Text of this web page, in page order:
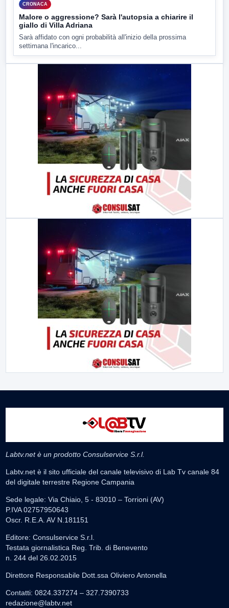
CRONACA
Malore o aggressione? Sarà l'autopsia a chiarire il
giallo di Villa Adriana
Sarà affidato con ogni probabilità all'inizio della prossima
settimana l'incarico...
Labtv.net è un prodotto Consulservice S.r.l.
Labtv.net è il sito ufficiale del canale televisivo di Lab Tv canale 84
del digitale terrestre Regione Campania
Sede legale: Via Chiaio, 5 - 83010 – Torrioni (AV)
P.IVA 02757950643
Oscr. R.E.A. AV N.181151
Editore: Consulservice S.r.l.
Testata giornalistica Reg. Trib. di Benevento
n. 244 del 26.02.2015
Direttore Responsabile Dott.ssa Oliviero Antonella
Contatti: 0824.337274 – 327.7390733
redazione@labtv.net